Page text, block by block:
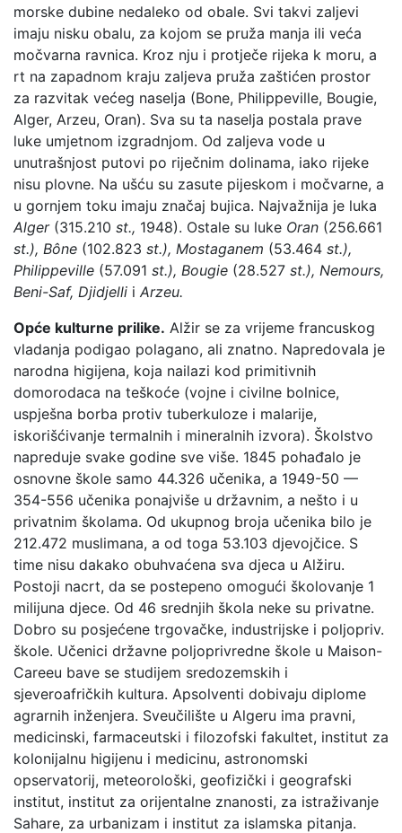
morske dubine nedaleko od obale. Svi takvi zaljevi
imaju nisku obalu, za kojom se pruža manja ili veća
močvarna ravnica. Kroz nju i protječe rijeka k moru, a
rt na zapadnom kraju zaljeva pruža zaštićen prostor
za razvitak većeg naselja (Bone, Philippeville, Bougie,
Alger, Arzeu, Oran). Sva su ta naselja postala prave
luke umjetnom izgradnjom. Od zaljeva vode u
unutrašnjost putovi po riječnim dolinama, iako rijeke
nisu plovne. Na ušću su zasute pijeskom i močvarne, a
u gornjem toku imaju značaj bujica. Najvažnija je luka
Alger(315.210 st., 1948). Ostale su luke Oran (256.661
st.), Bône (102.823 st.), Mostaganem (53.464 st.),
Philippeville (57.091 st.), Bougie (28.527 st.), Nemours,
Beni-Saf, Djidjelli i Arzeu.
Opće kulturne prilike. Alžir se za vrijeme francuskog
vladanja podigao polagano, ali znatno. Napredovala je
narodna higijena, koja nailazi kod primitivnih
domorodaca na teškoće (vojne i civilne bolnice,
uspješna borba protiv tuberkuloze i malarije,
iskorišćivanje termalnih i mineralnih izvora). Školstvo
napreduje svake godine sve više. 1845 pohađalo je
osnovne škole samo 44.326 učenika, a 1949-50 —
354-556 učenika ponajviše u državnim, a nešto i u
privatnim školama. Od ukupnog broja učenika bilo je
212.472 muslimana, a od toga 53.103 djevojčice. S
time nisu dakako obuhvaćena sva djeca u Alžiru.
Postoji nacrt, da se postepeno omogući školovanje 1
milijuna djece. Od 46 srednjih škola neke su privatne.
Dobro su posjećene trgovačke, industrijske i poljopriv.
škole. Učenici državne poljoprivredne škole u Maison-
Careeu bave se studijem sredozemskih i
sjeveroafričkih kultura. Apsolventi dobivaju diplome
agrarnih inženjera. Sveučilište u Algeru ima pravni,
medicinski, farmaceutski i filozofski fakultet, institut za
kolonijalnu higijenu i medicinu, astronomski
opservatorij, meteorološki, geofizički i geografski
institut, institut za orijentalne znanosti, za istraživanje
Sahare, za urbanizam i institut za islamska pitanja.